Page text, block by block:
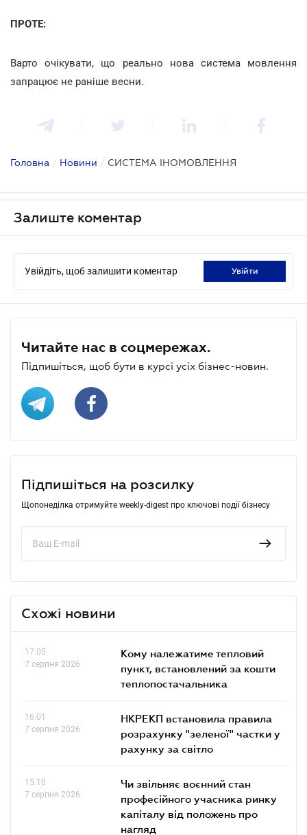
ПРОТЕ:
Варто очікувати, що реально нова система мовлення
запрацює не раніше весни.
Головна / Новини / СИСТЕМА ІНОМОВЛЕННЯ
Залиште коментар
Увійдіть, щоб залишити коментар увійти
Читайте нас в соцмережах.
Підпишіться, щоб бути в курсі усіх бізнес-новин.
Підпишіться на розсилку
Щопонеділка отримуйте weekly-digest про ключові події бізнесу
Схожі новини
17.05
7 серпня 2026
Кому належатиме тепловий
пункт, встановлений за кошти
теплопостачальника
16.01
7 серпня 2026
НКРЕКП встановила правила
розрахунку "зеленої" частки у
рахунку за світло
15.10
7 серпня 2026
Чи звільняє воєнний стан
професійного учасника ринку
капіталу від положень про
нагляд